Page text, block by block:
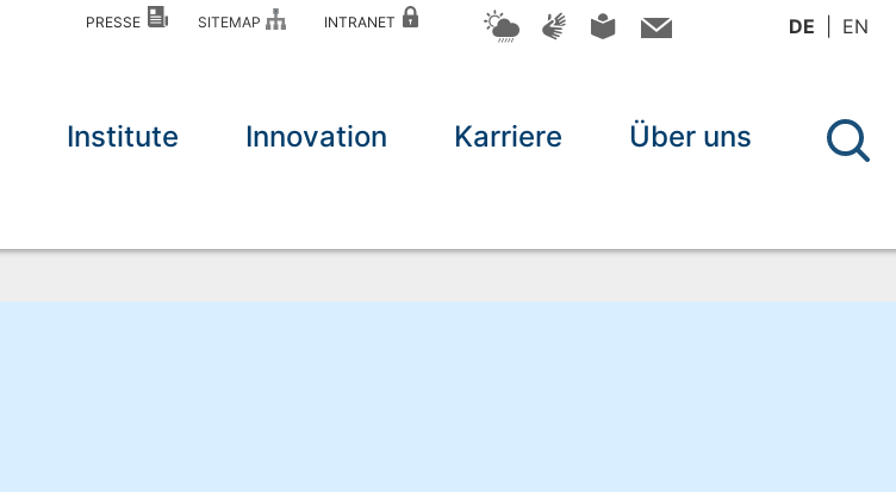
PRESSE SITEMAP INTRANET DE EN
Institute Innovation Karriere Über uns